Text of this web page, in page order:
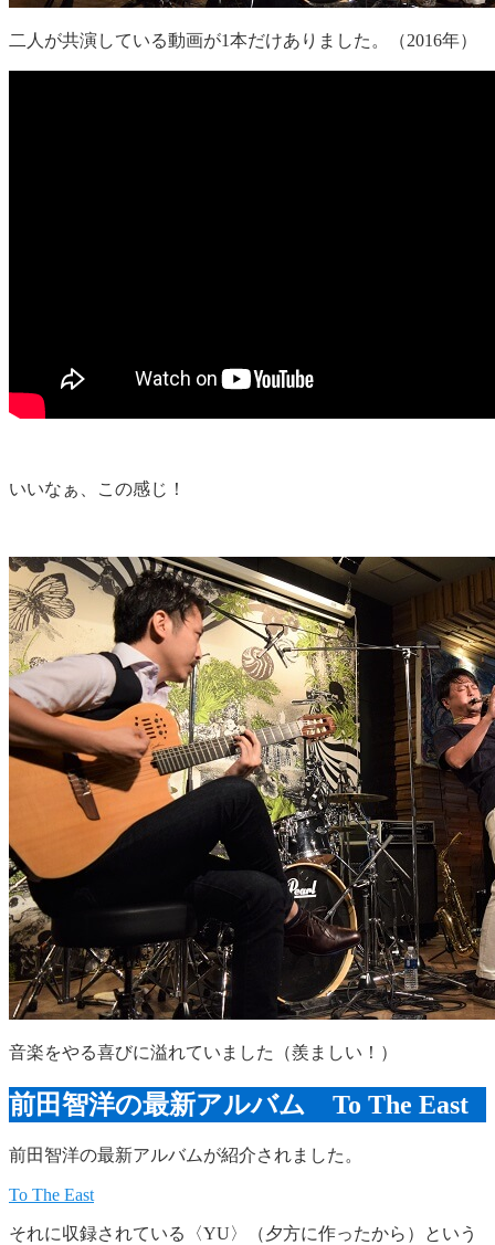
二人が共演している動画が1本だけありました。（2016年）
いいなぁ、この感じ！
音楽をやる喜びに溢れていました（羨ましい！）
前田智洋の最新アルバム To The East
前田智洋の最新アルバムが紹介されました。
To The East
それに収録されている〈YU〉（夕方に作ったから）という